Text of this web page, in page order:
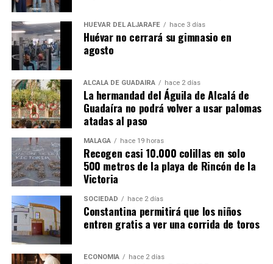
HUÉVAR DEL ALJARAFE hace 3 días
Huévar no cerrará su gimnasio en
agosto
ALCALÁ DE GUADAÍRA hace 2 días
La hermandad del Águila de Alcalá de
Guadaíra no podrá volver a usar palomas
atadas al paso
MÁLAGA hace 19 horas
Recogen casi 10.000 colillas en solo
500 metros de la playa de Rincón de la
Victoria
SOCIEDAD hace 2 días
Constantina permitirá que los niños
entren gratis a ver una corrida de toros
ECONOMÍA hace 2 días